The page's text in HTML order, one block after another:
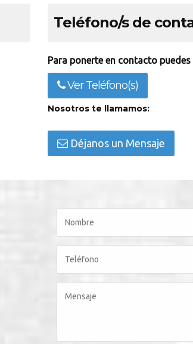
Teléfono/s de
Para ponerte en contacto
Ver Teléfono(s)
Nosotros te llamamos:
Déjanos un Mensaje